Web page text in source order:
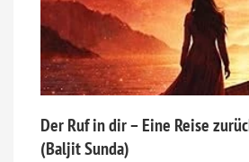
Der Ruf in dir – Eine Reise
(Baljit Sunda)